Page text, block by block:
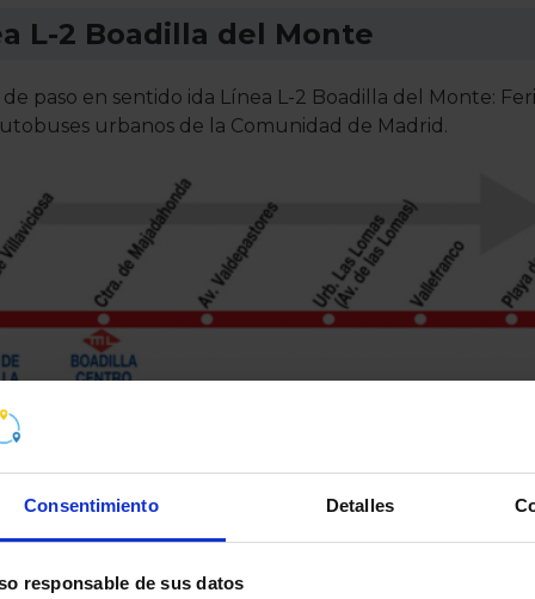
Consentimiento Detalles
responsable de sus datos
L-2 Boadilla del Monte
paso en sentido ida Línea L-2 Boadilla del Monte:
urbanos de la Comunidad de Madrid.